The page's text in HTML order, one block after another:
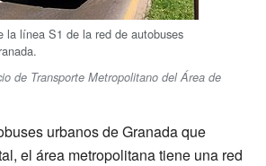
la línea S1 de la red de autobuses
de Transporte Metropolitano del Área de
urbanos de Granada que
el área metropolitana tiene una red